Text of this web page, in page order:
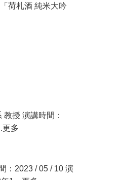
荷札酒 純米大吟
授 演講時間：
更多
：2023 / 05 / 10 演